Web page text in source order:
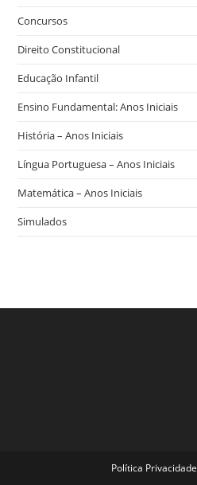
Concursos
Direito Constitucional
Educação Infantil
Ensino Fundamental: Anos Iniciais
História – Anos Iniciais
Língua Portuguesa – Anos Iniciais
Matemática – Anos Iniciais
Simulados
Política Privacidade